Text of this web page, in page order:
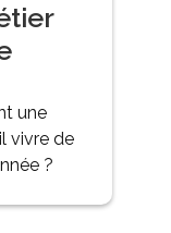
une
vivre de
?